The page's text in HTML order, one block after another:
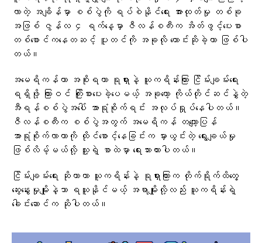
လာတဲ့ အချိန်မှာ စစ်ပွဲကို ရပ်စဲနိုင်ရေး အားထုတ်မှု တစ်ခု
အဖြစ် ဇွန်လ ၄ ရက်နေ့မှာ ဇီလန်စကီးက အိတ်ဖွင့်ပေးစာ
တစ်စောင်ကနေတဆင့် ပူတင်ကို အခုလို တောင်းဆိုခဲ့တာ ဖြစ်ပါ
တယ်။
အမေရိကန်ဟာ အစိုးရဟာ ရုရှားနဲ့ ယူကရိန်းကြား ငြိမ်းချမ်းရေး
ရရှိဖို့ ကြားဝင် ကြိုးစားပေးခဲ့ပေမယ့် အခုတော့ ကိုယ်တိုင်ဆင်နွှဲတဲ့
အီရန်စစ်ပွဲအပေါ် အာရုံစိုက်ရင်း အလုပ်ရှုပ်နေပါတယ်။
ဇီလန်စကီးက စစ်ပွဲအတွက် အမေရိကန် တကျော့ပြန်
အာရုံစိုက်လာတာကို ထိုင်စောင့်နေခြင်းက မှားယွင်းတဲ့ ရွေးချယ်မှု
ဖြစ်လိမ့်မယ်လို့ သူ့ရဲ့ စာထဲမှာ ရေးသားထားပါတယ်။
ငြိမ်းချမ်းရေး ဆိုတာဟာ ယူကရိန်းနဲ့ ရုရှားကြားက တိုက်ရိုက်ထိတွေ့
ဆွေးနွေးမှုမျိုးနဲ့သာ ရယူနိုင်မယ့် အရာမျိုးလို့လည်း ယူကရိန်းရဲ့
ခေါင်းဆောင်က ဆိုပါတယ်။